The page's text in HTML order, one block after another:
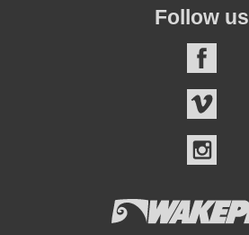
Follow us